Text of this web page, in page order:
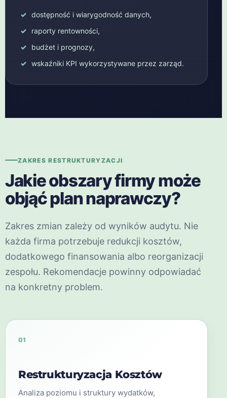
dostępność i wiarygodność danych,
raporty rentowności,
budżet i prognozy,
wskaźniki KPI wykorzystywane przez zarząd.
ZAKRES RESTRUKTURYZACJI
Jakie obszary firmy może
objąć plan naprawczy?
Zakres zmian zależy od wyników audytu. Nie
każda firma potrzebuje redukcji kosztów,
dodatkowego finansowania albo reorganizacji
zespołu. Rekomendacje powinny odpowiadać
na konkretny problem.
01
Restrukturyzacja Kosztów
Analiza poziomu i struktury wydatków,